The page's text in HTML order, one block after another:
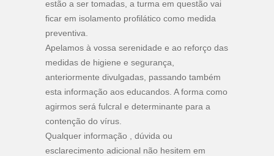
estão a ser tomadas, a turma em questão vai
ficar em isolamento profilático como medida
preventiva.
Apelamos à vossa serenidade e ao reforço das
medidas de higiene e segurança,
anteriormente divulgadas, passando também
esta informação aos educandos. A forma como
agirmos será fulcral e determinante para a
contenção do vírus.
Qualquer informação , dúvida ou
esclarecimento adicional não hesitem em